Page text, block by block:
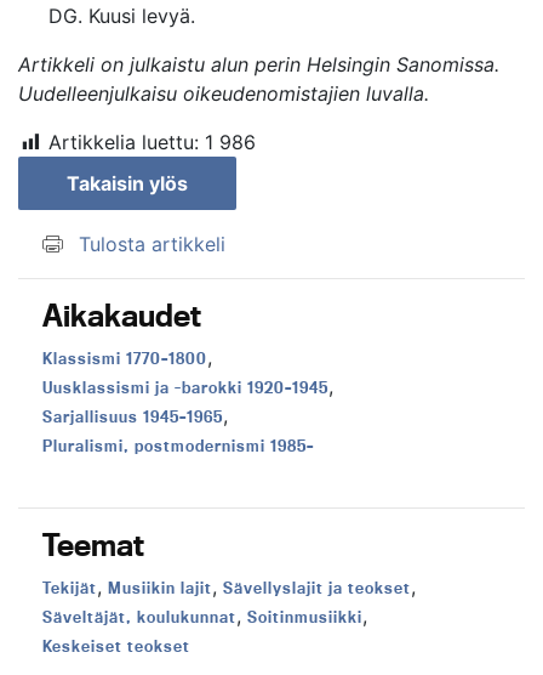
DG. Kuusi levyä.
Artikkeli on julkaistu alun perin Helsingin Sanomissa.
Uudelleenjulkaisu oikeudenomistajien luvalla.
Artikkelia luettu: 1 986
Takaisin ylös
Tulosta artikkeli
Aikakaudet
Aikakausi:
Klassismi 1770–1800,
Aikakausi:
Uusklassismi ja -barokki 1920–1945,
Aikakausi:
Sarjallisuus 1945–1965,
Aikakausi:
Pluralismi, postmodernismi 1985–
Teemat
Teema:
Tekijät, Teema:
Musiikin lajit, Teema:
Sävellyslajit ja teokset,
Teema:
Säveltäjät, koulukunnat, Teema:
Soitinmusiikki,
Teema:
Keskeiset teokset